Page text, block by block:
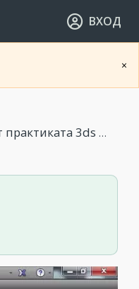
ВХОД
×
3ds Max 2017